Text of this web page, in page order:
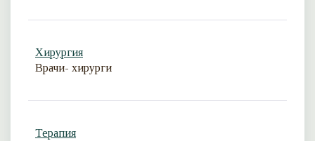
Хирургия
Врачи- хирурги
Терапия